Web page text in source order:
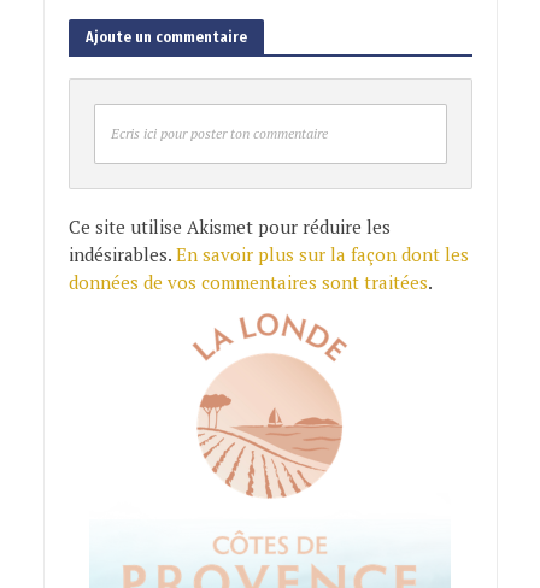
Ajoute un commentaire
Ecris ici pour poster ton commentaire
Ce site utilise Akismet pour réduire les
indésirables. En savoir plus sur la façon dont les
données de vos commentaires sont traitées.